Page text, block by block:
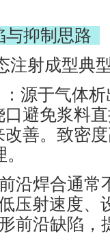
与抑制思路
注射成型典
：源于气体
避免浆料
善。致密
沿焊合通
压射速度、
前沿缺陷，